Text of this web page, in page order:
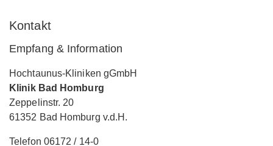
Kontakt
Empfang & Information
Hochtaunus-Kliniken gGmbH
Klinik Bad Homburg
Zeppelinstr. 20
61352 Bad Homburg v.d.H.
Telefon 06172 / 14-0